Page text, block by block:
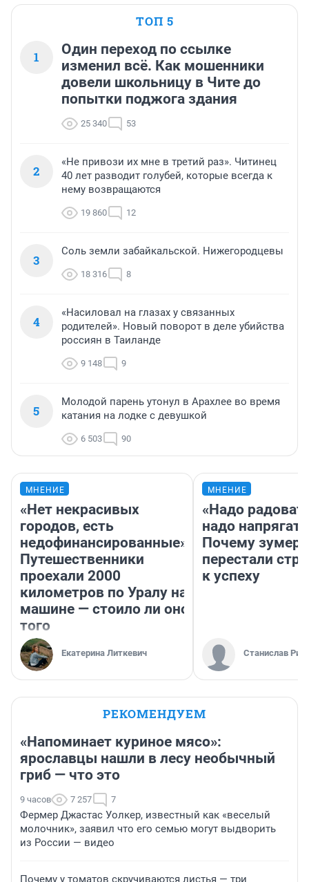
ТОП 5
1
Один переход по ссылке
изменил всё. Как мошенники
довели школьницу в Чите до
попытки поджога здания
25 340 53
2
«Не привози их мне в третий раз». Читинец
40 лет разводит голубей, которые всегда к
нему возвращаются
19 860 12
3
Соль земли забайкальской. Нижегородцевы
18 316 8
4
«Насиловал на глазах у связанных
родителей». Новый поворот в деле убийства
россиян в Таиланде
9 148 9
5
Молодой парень утонул в Арахлее во время
катания на лодке с девушкой
6 503 90
МНЕНИЕ
«Нет некрасивых
городов, есть
недофинансированные».
Путешественники
проехали 2000
километров по Уралу на
машине — стоило ли оно
того
Екатерина Литкевич
МНЕНИЕ
«Надо
надо
Почему
перестали
к успеху
Станислав
РЕКОМЕНДУЕМ
«Напоминает куриное мясо»:
ярославцы нашли в лесу необычный
гриб — что это
9 часов 7 257 7
Фермер Джастас Уолкер, известный как «веселый
молочник», заявил что его семью могут выдворить
из России — видео
Почему у томатов скручиваются листья — три